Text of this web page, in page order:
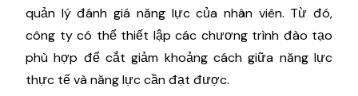
quản lý đánh giá năng lực của nhân viên. Từ đó,
công ty có thể thiết lập các chương trình đào tạo
phù hợp để cắt giảm khoảng cách giữa năng lực
thực tế và năng lực cần đạt được.